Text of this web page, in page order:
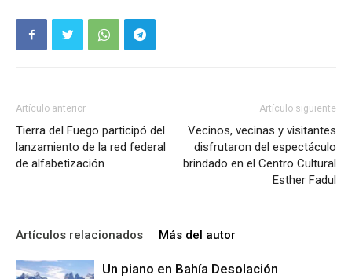
Artículo anterior
Tierra del Fuego participó del
lanzamiento de la red federal
de alfabetización
Artículo siguiente
Vecinos, vecinas y visitantes
disfrutaron del espectáculo
brindado en el Centro Cultural
Esther Fadul
Artículos relacionados Más del autor
Un piano en Bahía Desolación